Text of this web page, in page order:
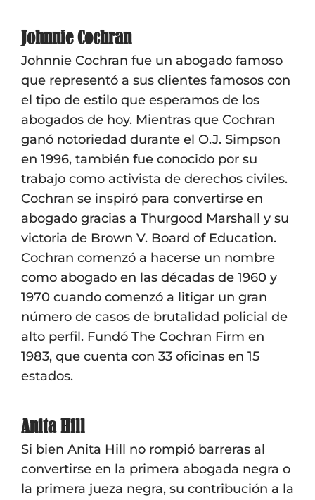
Johnnie Cochran
Johnnie Cochran fue un abogado famoso
que representó a sus clientes famosos con
el tipo de estilo que esperamos de los
abogados de hoy. Mientras que Cochran
ganó notoriedad durante el O.J. Simpson
en 1996, también fue conocido por su
trabajo como activista de derechos civiles.
Cochran se inspiró para convertirse en
abogado gracias a Thurgood Marshall y su
victoria de Brown V. Board of Education.
Cochran comenzó a hacerse un nombre
como abogado en las décadas de 1960 y
1970 cuando comenzó a litigar un gran
número de casos de brutalidad policial de
alto perfil. Fundó The Cochran Firm en
1983, que cuenta con 33 oficinas en 15
estados.
Anita Hill
Si bien Anita Hill no rompió barreras al
convertirse en la primera abogada negra o
la primera jueza negra, su contribución a la